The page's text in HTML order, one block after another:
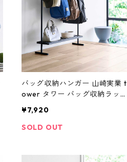
バッグ収納ハンガー 山崎実業 t
ower タワー バッグ収納ラッ
¥7,920
SOLD OUT